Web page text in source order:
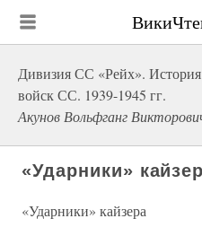
Дивизия СС «Рейх».
войск СС. 1939-1945 гг.
Акунов Вольфганг
«Ударники»
«Ударники» кайзера